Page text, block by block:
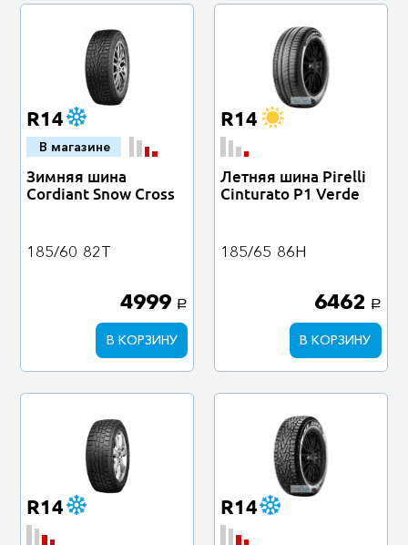
R14
В магазине
Зимняя шина
Cordiant Snow Cross
185/60 82T
4999 a
В КОРЗИНУ
R14
Летняя шина Pirelli
Cinturato P1 Verde
185/65 86H
6462 a
В КОРЗИНУ
R14 R14